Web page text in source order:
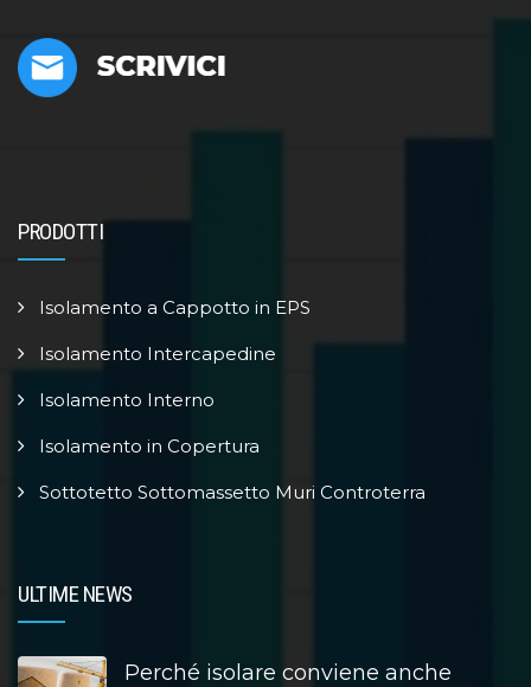
PRODOTTI
Isolamento a Cappotto in EPS
Isolamento Intercapedine
Isolamento Interno
Isolamento in Copertura
Sottotetto Sottomassetto Muri Controterra
ULTIME NEWS
Perché isolare conviene anche